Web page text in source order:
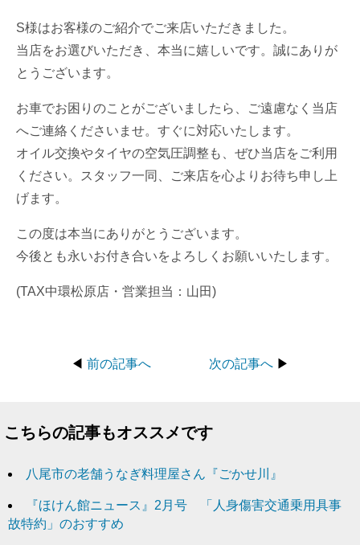
S様はお客様のご紹介でご来店いただきました。
当店をお選びいただき、本当に嬉しいです。誠にありが
とうございます。
お車でお困りのことがございましたら、ご遠慮なく当店
へご連絡くださいませ。すぐに対応いたします。
オイル交換やタイヤの空気圧調整も、ぜひ当店をご利用
ください。スタッフ一同、ご来店を心よりお待ち申し上
げます。
この度は本当にありがとうございます。
今後とも永いお付き合いをよろしくお願いいたします。
(TAX中環松原店・営業担当：山田)
◀ 前の記事へ 次の記事へ ▶
こちらの記事もオススメです
八尾市の老舗うなぎ料理屋さん『ごかせ川』
『ほけん館ニュース』2月号 「人身傷害交通乗用具事
故特約」のおすすめ